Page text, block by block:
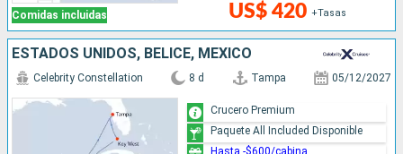
Comidas incluidas US$ 420 +Tasas
ESTADOS UNIDOS, BELICE, MÉXICO
Celebrity Constellation 8 d Tampa 05/12/2027
Crucero Premium
Paquete All Included Disponible
Hasta -$600/cabina